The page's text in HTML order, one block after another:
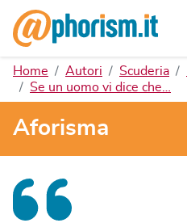
Home Autori Scuderia
Se un uomo vi dice che…
Aforisma